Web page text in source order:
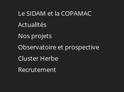
Le SIDAM et la COPAMAC
Actualités
Nos projets
Observatoire et prospective
Cluster Herbe
Recrutement